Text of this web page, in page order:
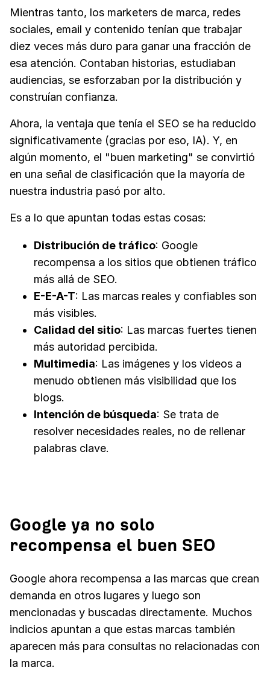
Mientras tanto, los marketers de marca, redes
sociales, email y contenido tenían que trabajar
diez veces más duro para ganar una fracción de
esa atención. Contaban historias, estudiaban
audiencias, se esforzaban por la distribución y
construían confianza.
Ahora, la ventaja que tenía el SEO se ha reducido
significativamente (gracias por eso, IA). Y, en
algún momento, el "buen marketing" se convirtió
en una señal de clasificación que la mayoría de
nuestra industria pasó por alto.
Es a lo que apuntan todas estas cosas:
Distribución de tráfico: Google
recompensa a los sitios que obtienen tráfico
más allá de SEO.
E-E-A-T: Las marcas reales y confiables son
más visibles.
Calidad del sitio: Las marcas fuertes tienen
más autoridad percibida.
Multimedia: Las imágenes y los videos a
menudo obtienen más visibilidad que los
blogs.
Intención de búsqueda: Se trata de
resolver necesidades reales, no de rellenar
palabras clave.
Google ya no solo
recompensa el buen SEO
Google ahora recompensa a las marcas que crean
demanda en otros lugares y luego son
mencionadas y buscadas directamente. Muchos
indicios apuntan a que estas marcas también
aparecen más para consultas no relacionadas con
la marca.